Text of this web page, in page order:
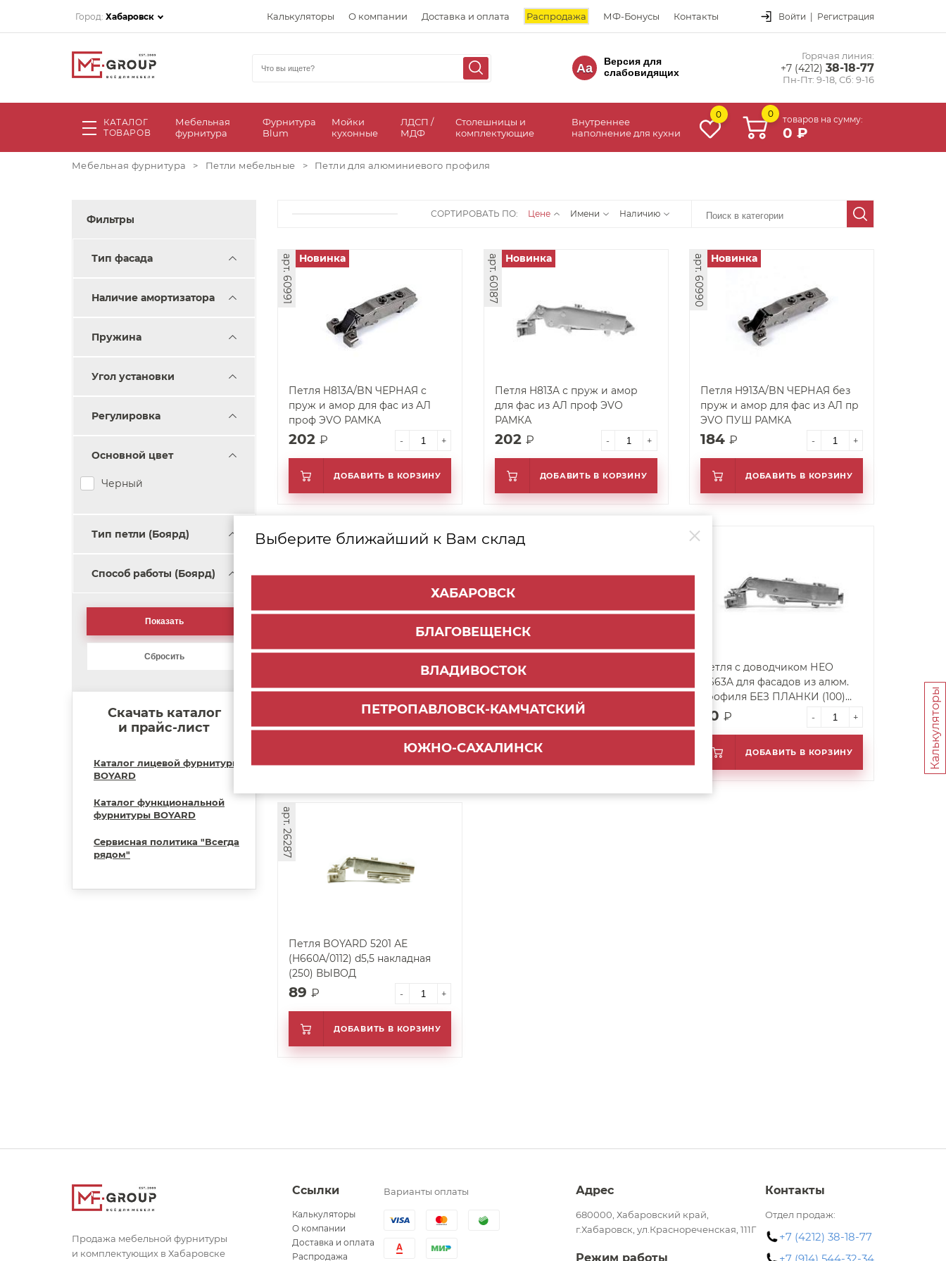
Город: Хабаровск Калькуляторы О компании Доставка и оплата Распродажа МФ-Бонусы Контакты Войти | Регистрация
Aa
Версия для
слабовидящих
Горячая линия:
+7 (4212) 38-18-77
Пн-Пт: 9-18, Сб: 9-16
КАТАЛОГ
ТОВАРОВ
Мебельная
фурнитура
Фурнитура
Blum
Мойки
кухонные
ЛДСП /
МДФ
Столешницы и
комплектующие
Внутреннее
наполнение для кухни
0 0
товаров на сумму:
0 ₽
Выберите ближайший к Вам склад
ХАБАРОВСК
БЛАГОВЕЩЕНСК
ВЛАДИВОСТОК
ПЕТРОПАВЛОВСК-КАМЧАТСКИЙ
ЮЖНО-САХАЛИНСК
Мебельная фурнитура > Петли мебельные > Петли для алюминиевого профиля
Фильтры
Тип фасада
Наличие амортизатора
Пружина
Угол установки
Регулировка
Основной цвет
Черный
Тип петли (Боярд)
Способ работы (Боярд)
Скачать каталог
и прайс-лист
Каталог лицевой фурнитуры
BOYARD
Каталог функциональной
фурнитуры BOYARD
Сервисная политика "Всегда
рядом"
СОРТИРОВАТЬ ПО: Цене Имени Наличию
Петля H813A/BN ЧЕРНАЯ с
пруж и амор для фас из AЛ
проф ЭVO РАМКА
арт. 60991 Новинка
202 ₽ - +
ДОБАВИТЬ В КОРЗИНУ
Петля H813A с пруж и амор
для фас из AЛ проф ЭVO
РАМКА
арт. 60187 Новинка
202 ₽ - +
ДОБАВИТЬ В КОРЗИНУ
Петля H913A/BN ЧЕРНАЯ без
пруж и амор для фас из АЛ пр
ЭVO ПУШ РАМКА
арт. 60990 Новинка
184 ₽ - +
ДОБАВИТЬ В КОРЗИНУ
Петля H913A без пруж и амор
арт. 60190 Новинка
- +
ДОБАВИТЬ В КОРЗИНУ
Петля с довод. H661A/1912 для
арт. 37280
93₽
ДОБАВИТЬ В КОРЗИНУ
Петля с доводчиком НЕО
H663A для фасадов из алюм.
профиля БЕЗ ПЛАНКИ (100)
ВЫВОД
арт. 61115
90 ₽ - +
ДОБАВИТЬ В КОРЗИНУ
Петля BOYARD 5201 АE
(H660A/0112) d5,5 накладная
(250) ВЫВОД
арт. 26287
89 ₽ - +
ДОБАВИТЬ В КОРЗИНУ
Калькуляторы
Продажа мебельной фурнитуры
и комплектующих в Хабаровске
Ссылки
Калькуляторы
О компании
Доставка и оплата
Распродажа
Варианты оплаты Адрес
680000, Хабаровский край,
г.Хабаровск, ул.Краснореченская, 111Г
Режим работы
Контакты
Отдел продаж:
+7 (4212) 38-18-77